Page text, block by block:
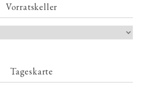
Vorratskeller
Tageskarte